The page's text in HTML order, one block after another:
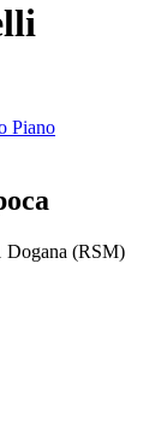
Piano
Dogana (RSM)